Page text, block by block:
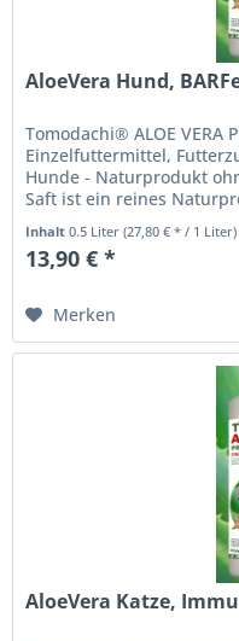
AloeVera Hund,
Tomodachi® ALOE
Einzelfuttermittel,
Hunde - Naturprodukt
Saft ist ein reines
Inhalt0.5 Liter(27,80 € * / 1 Liter)
13,90 € *
Merken
AloeVera Katze,